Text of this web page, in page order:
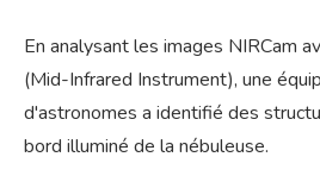
En analysant les images NIRCam
(Mid-Infrared Instrument), une
d'astronomes a identifié des
bord illuminé de la nébuleuse.